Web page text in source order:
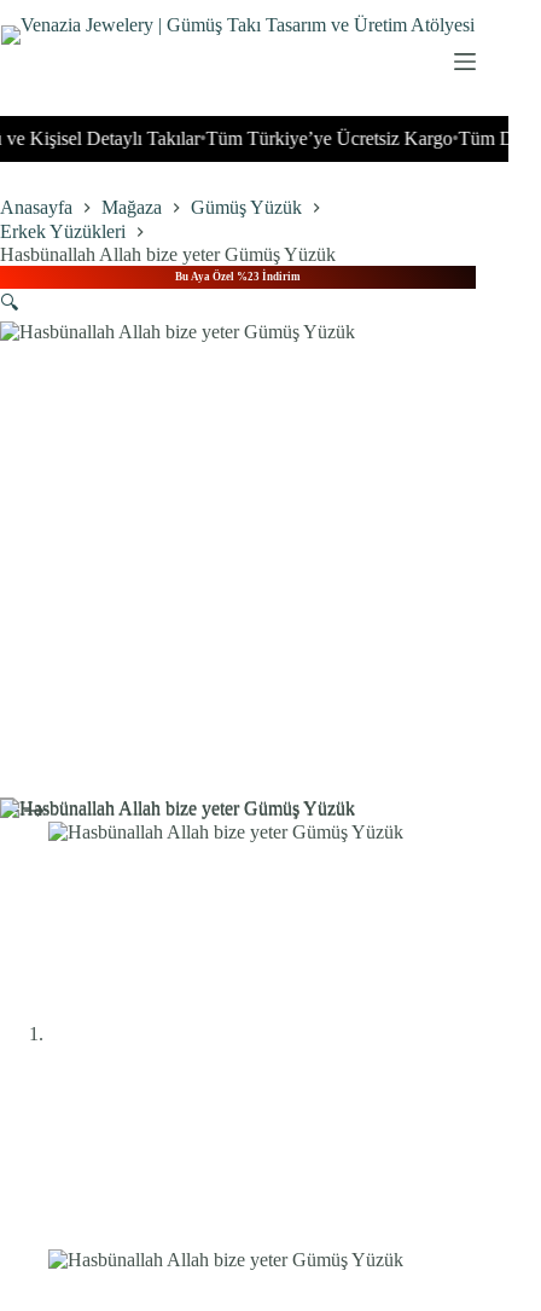
geç
Detaylı Takılar•Tüm Türkiye’ye Ücretsiz Kargo•Tüm
Anasayfa Mağaza
Gümüş Yüzük
Erkek Yüzükleri
Hasbünallah Allah bize yeter Gümüş Yüzük
Bu Aya Özel %23 İndirim
🔍